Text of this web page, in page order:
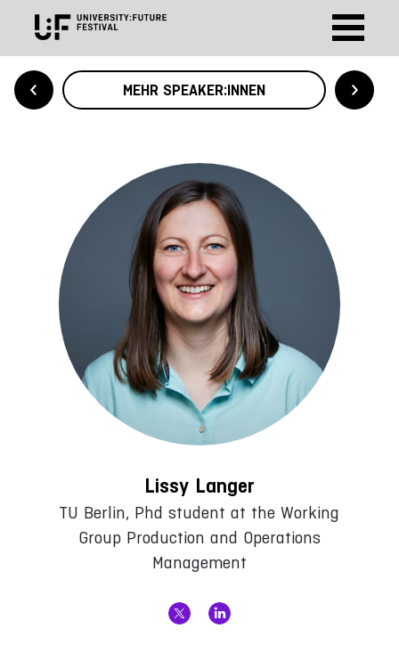
MEHR SPEAKER:INNEN
Lissy Langer
TU Berlin, Phd student at the Working
Group Production and Operations
Management